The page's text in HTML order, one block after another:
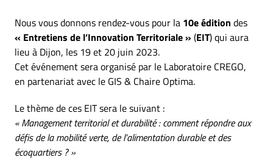
Nous vous donnons rendez-vous pour la 10e édition des
« Entretiens de l’Innovation Territoriale » (EIT) qui aura
lieu à Dijon, les 19 et 20 juin 2023.
Cet événement sera organisé par le Laboratoire CREGO,
en partenariat avec le GIS & Chaire Optima.
Le thème de ces EIT sera le suivant :
« Management territorial et durabilité : comment répondre aux
défis de la mobilité verte, de l’alimentation durable et des
écoquartiers ? »